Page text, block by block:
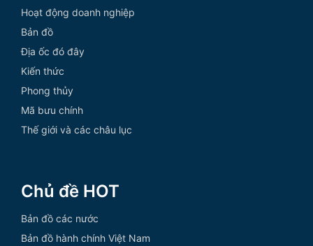
Hoạt động doanh nghiệp
Bản đồ
Địa ốc đó đây
Kiến thức
Phong thủy
Mã bưu chính
Thế giới và các châu lục
Chủ đề HOT
Bản đồ các nước
Bản đồ hành chính Việt Nam